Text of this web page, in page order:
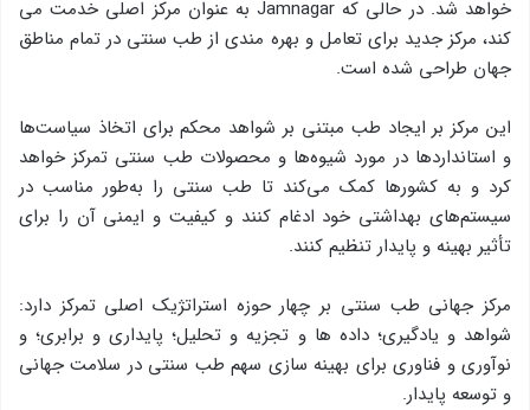
خواهد شد. در حالی که Jamnagar به عنوان مرکز اصلی خدمت می
کند، مرکز جدید برای تعامل و بهره مندی از طب سنتی در تمام مناطق
جهان طراحی شده است.
این مرکز بر ایجاد طب مبتنی بر شواهد محکم برای اتخاذ سیاست‌ها
و استانداردها در مورد شیوه‌ها و محصولات طب سنتی تمرکز خواهد
کرد و به کشورها کمک می‌کند تا طب سنتی را به‌طور مناسب در
سیستم‌های بهداشتی خود ادغام کنند و کیفیت و ایمنی آن را برای
تأثیر بهینه و پایدار تنظیم کنند.
مرکز جهانی طب سنتی بر چهار حوزه استراتژیک اصلی تمرکز دارد:
شواهد و یادگیری؛ داده ها و تجزیه و تحلیل؛ پایداری و برابری؛ و
نوآوری و فناوری برای بهینه سازی سهم طب سنتی در سلامت جهانی
و توسعه پایدار.